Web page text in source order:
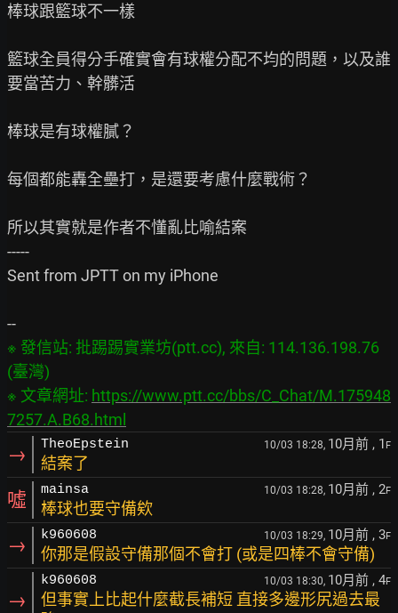
棒球跟籃球不一樣
籃球全員得分手確實會有球權分配不均的問題，以及誰
要當苦力、幹髒活
棒球是有球權膩？
每個都能轟全壘打，是還要考慮什麼戰術？
所以其實就是作者不懂亂比喻結案
-----
Sent from JPTT on my iPhone
※ 發信站: 批踢踢實業坊(ptt.cc), 來自: 114.136.198.76
(臺灣)
※ 文章網址: https://www.ptt.cc/bbs/C_Chat/M.175948
7257.A.B68.html
→ TheoEpstein 10/03 18:28, 10月前 , 1 F
結案了
噓 mainsa 10/03 18:28, 10月前 , 2F
棒球也要守備欸
→ k960608 10/03 18:29, 10月前 , 3F
你那是假設守備那個不會打 (或是四棒不會守備)
→
k960608 10/03 18:30, 10月前 , 4F
但事實上比起什麼截長補短 直接多邊形尻過去最